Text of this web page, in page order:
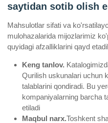
saytidan sotib olish
Mahsulotlar sifati va
mulohazalarida mijozlarimiz
quyidagi afzalliklarini qayd
Keng tanlov.
Qurilish uskunalari uchun
talablarini qondiradi. Bu
kompaniyalarning barcha
etiladi
Maqbul narx.Toshkent